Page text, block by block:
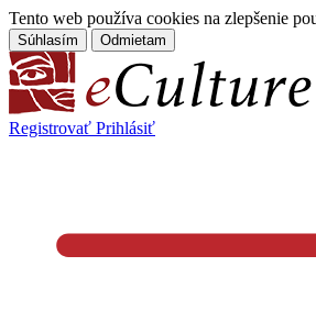
Tento web používa cookies na zlepšenie
Súhlasím Odmietam
Registrovať Prihlásiť